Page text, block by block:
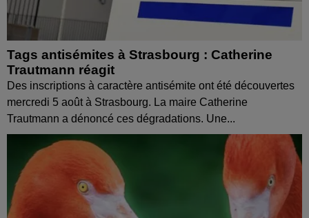
Tags antisémites à Strasbourg : Catherine
Trautmann réagit
Des inscriptions à caractère antisémite ont été découvertes
mercredi 5 août à Strasbourg. La maire Catherine
Trautmann a dénoncé ces dégradations. Une...